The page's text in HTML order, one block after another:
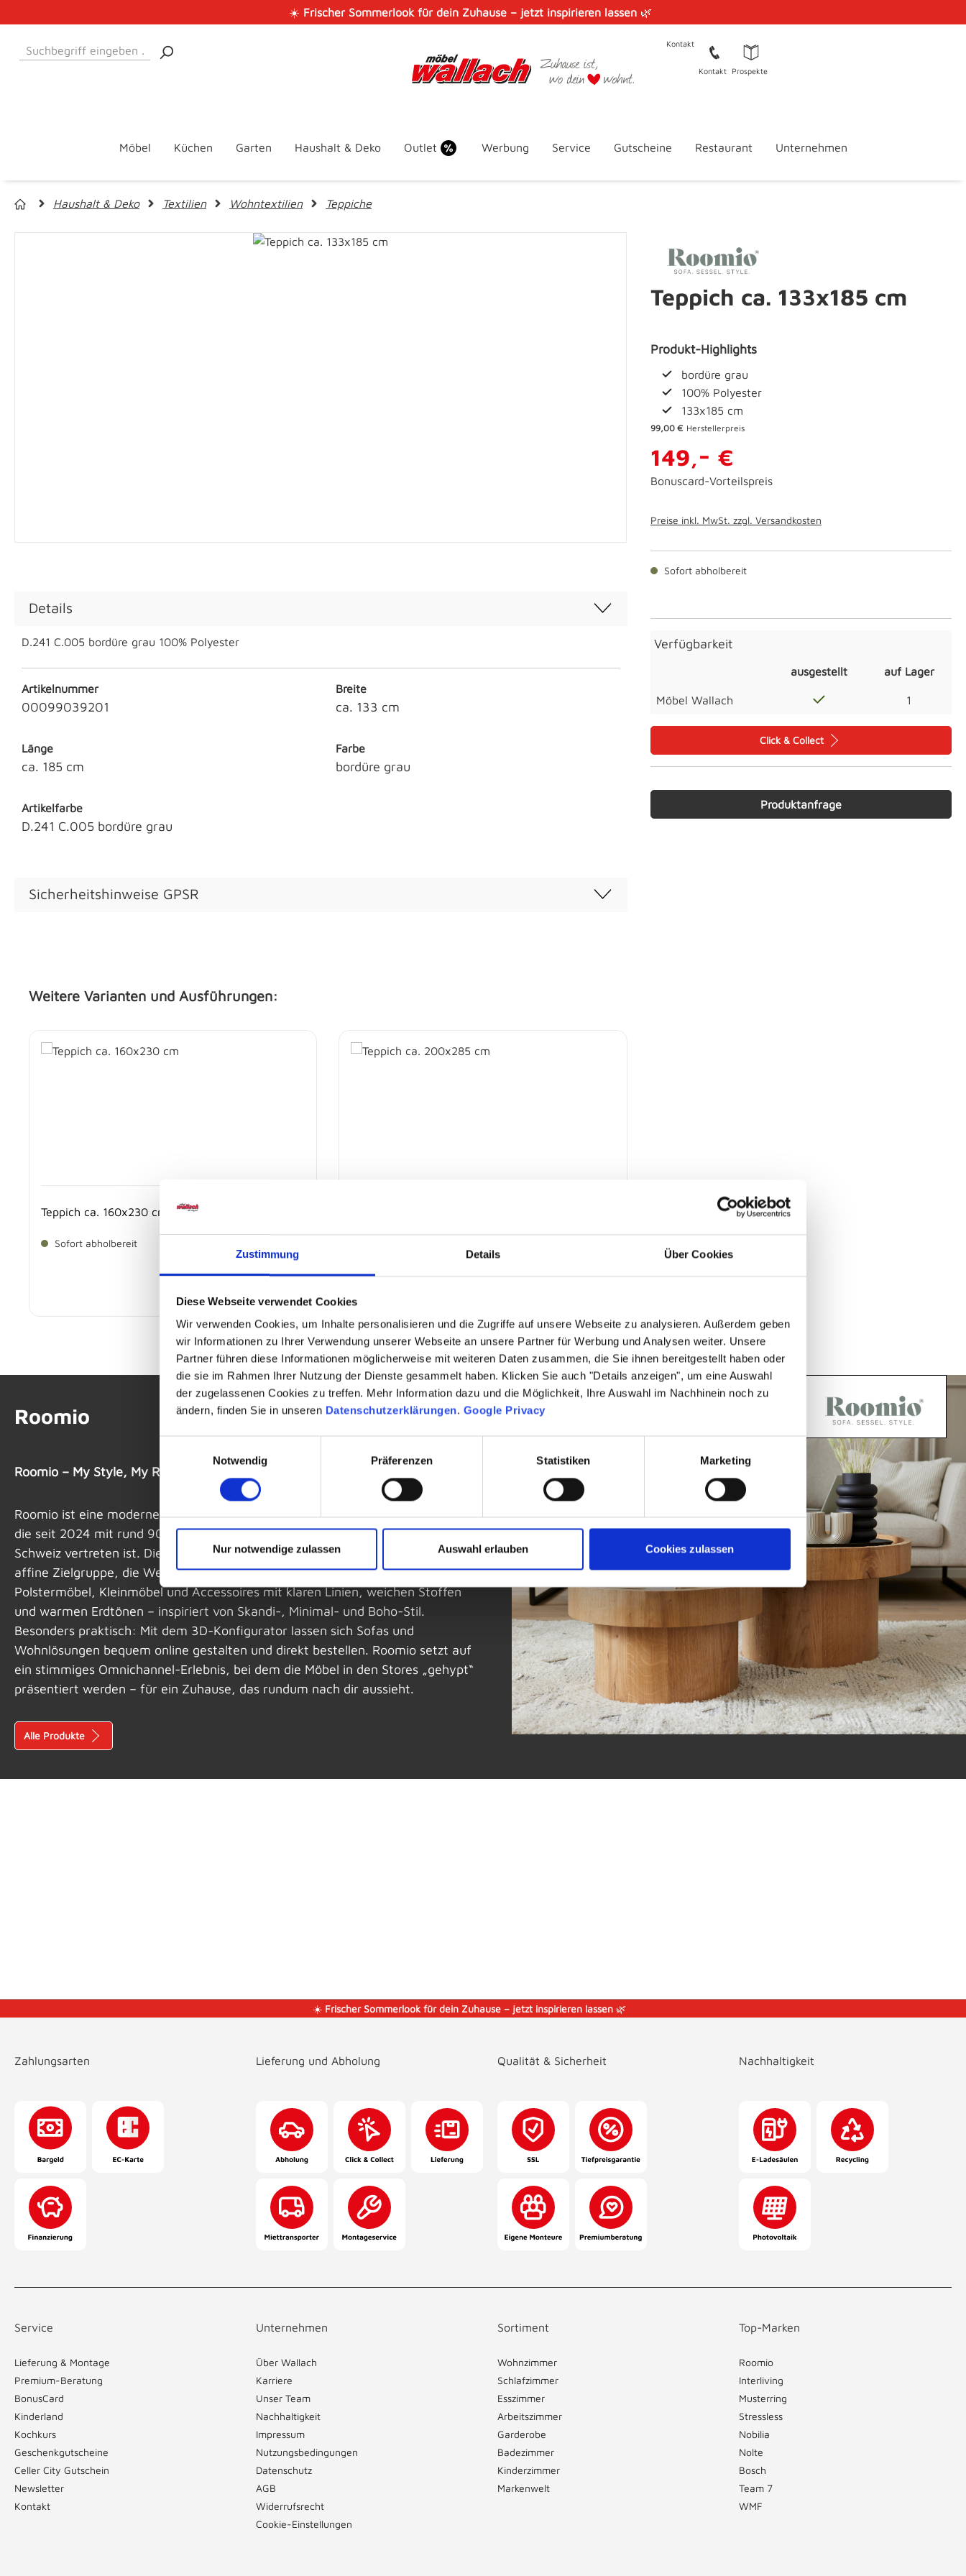
Zustimmung Details Über Cookies
Diese Webseite verwendet Cookies
Wir verwenden Cookies, um Inhalte personalisieren und die Zugriffe auf unsere Webseite zu analysieren. Außerdem geben
wir Informationen zu Ihrer Verwendung unserer Webseite an unsere Partner für Werbung und Analysen weiter. Unsere
Partner führen diese Informationen möglicherweise mit weiteren Daten zusammen, die Sie ihnen bereitgestellt haben oder
die sie im Rahmen Ihrer Nutzung der Dienste gesammelt haben. Klicken Sie auch "Details anzeigen", um eine Auswahl
der zugelassenen Cookies zu treffen. Mehr Information dazu und die Möglichkeit, Ihre Auswahl im Nachhinein noch zu
ändern, finden Sie in unseren Datenschutzerklärungen. Google Privacy
Notwendig
Präferenzen Statistiken Marketing
Nur notwendige zulassen Auswahl erlauben Cookies zulassen
☀️ Frischer Sommerlook für dein Zuhause – jetzt inspirieren lassen 🌿
Kontakt
Kontakt Prospekte
Möbel Küchen Garten Haushalt & Deko Outlet Werbung Service Gutscheine Restaurant Unternehmen
Haushalt & Deko Textilien Wohntextilien Teppiche
Teppich ca. 133x185 cm
Produkt-Highlights
bordüre grau
100% Polyester
133x185 cm
99,00 € Herstellerpreis
149,- €
Bonuscard-Vorteilspreis
Preise inkl. MwSt. zzgl. Versandkosten
Sofort abholbereit
Verfügbarkeit
ausgestellt auf Lager
Möbel Wallach 1
Click & Collect
Produktanfrage
Details
D.241 C.005 bordüre grau 100% Polyester
Artikelnummer
00099039201
Breite
ca. 133 cm
Länge
ca. 185 cm
Farbe
bordüre grau
Artikelfarbe
D.241 C.005 bordüre grau
Sicherheitshinweise GPSR
Weitere Varianten und Ausführungen:
Teppich ca. 160x230 cm
Sofort abholbereit
219, €
Roomio
Roomio – My Style, My Room für die junge Generation
Roomio ist eine moderne Einrichtungsmarke des Einrichtungspartnerrings VME,
die seit 2024 mit rund 90 Standorten in Deutschland, Österreich und der
Schweiz vertreten ist. Die Marke richtet sich an eine trendbewusste, online-
affine Zielgruppe, die Wert auf Individualität legt. Im Fokus stehen stylische
Polstermöbel, Kleinmöbel und Accessoires mit klaren Linien, weichen Stoffen
und warmen Erd­tönen – inspiriert von Skandi-, Minimal- und Boho-Stil.
Besonders praktisch: Mit dem 3D-Konfigurator lassen sich Sofas und
Wohnlösungen bequem online gestalten und direkt bestellen. Roomio setzt auf
ein stimmiges Omnichannel-Erlebnis, bei dem die Möbel in den Stores „gehypt“
präsentiert werden – für ein Zuhause, das rundum nach dir aussieht.
Alle Produkte
☀️ Frischer Sommerlook für dein Zuhause – jetzt inspirieren lassen 🌿
Zahlungsarten Lieferung und Abholung Qualität & Sicherheit Nachhaltigkeit
Service
Lieferung & Montage
Premium-Beratung
BonusCard
Kinderland
Kochkurs
Geschenkgutscheine
Celler City Gutschein
Newsletter
Kontakt
Unternehmen
Über Wallach
Karriere
Unser Team
Nachhaltigkeit
Impressum
Nutzungsbedingungen
Datenschutz
AGB
Widerrufsrecht
Cookie-Einstellungen
Sortiment
Wohnzimmer
Schlafzimmer
Esszimmer
Arbeitszimmer
Garderobe
Badezimmer
Kinderzimmer
Markenwelt
Top-Marken
Roomio
Interliving
Musterring
Stressless
Nobilia
Nolte
Bosch
Team 7
WMF